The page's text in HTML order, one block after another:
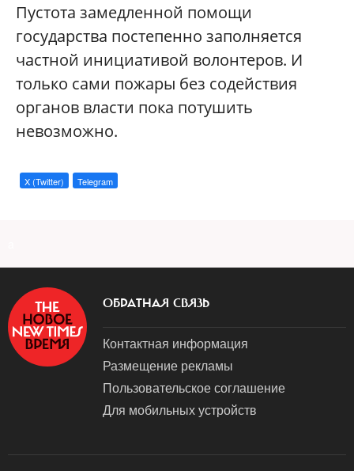
Пустота замедленной помощи
государства постепенно заполняется
частной инициативой волонтеров. И
только сами пожары без содействия
органов власти пока потушить
невозможно.
X (Twitter) Telegram
ОБРАТНАЯ СВЯЗЬ
Контактная информация
Размещение рекламы
Пользовательское соглашение
Для мобильных устройств